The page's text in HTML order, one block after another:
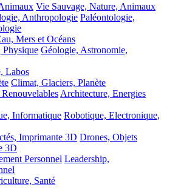
Vie Sauvage, Nature, Animaux
Anthropologie Paléontologie,
Mers et Océans
Physique Géologie, Astronomie,
Labos
Climat, Glaciers, Planète
Architecture, Energies
Informatique Robotique, Electronique,
Imprimante 3D Drones, Objets
3D
Personnel Leadership,
Santé